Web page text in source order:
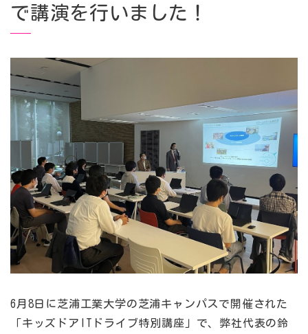
で講演を行いました！
6月8日に芝浦工業大学の芝浦キャンパスで開催された
「キッズドアITドライブ特別講座」で、弊社代表の鈴